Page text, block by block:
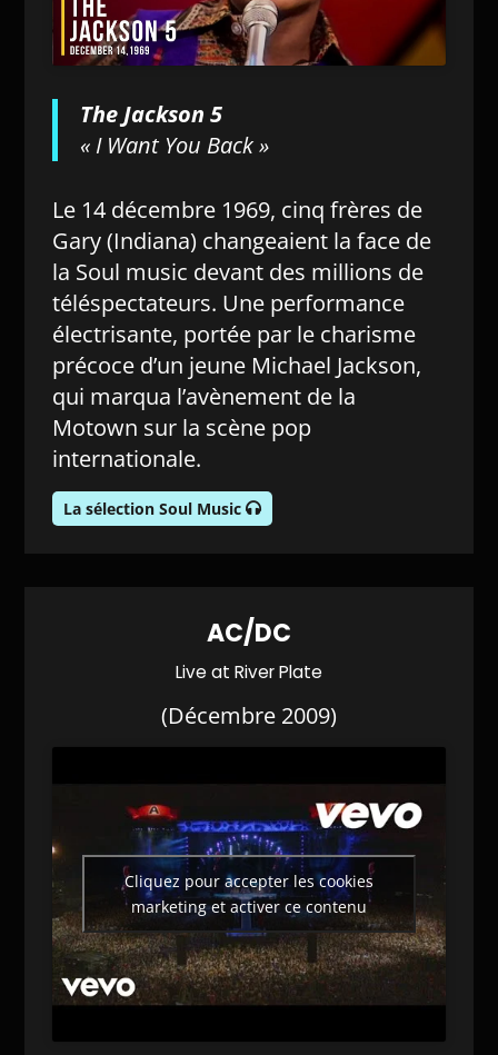
The Jackson 5
« I Want You Back »
Le 14 décembre 1969, cinq frères de
Gary (Indiana) changeaient la face de
la Soul music devant des millions de
téléspectateurs. Une performance
électrisante, portée par le charisme
précoce d’un jeune Michael Jackson,
qui marqua l’avènement de la
Motown sur la scène pop
internationale.
La sélection Soul Music
AC/DC
Live at River Plate
(Décembre 2009)
Cliquez pour accepter les cookies
marketing et activer ce contenu